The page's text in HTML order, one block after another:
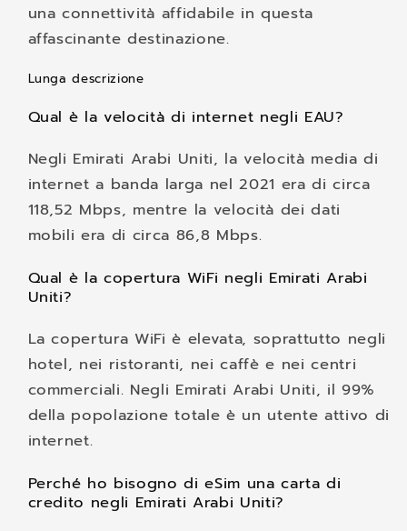
una connettività affidabile in questa
affascinante destinazione.
Lunga descrizione
Qual è la velocità di internet negli EAU?
Negli Emirati Arabi Uniti, la velocità media di
internet a banda larga nel 2021 era di circa
118,52 Mbps, mentre la velocità dei dati
mobili era di circa 86,8 Mbps.
Qual è la copertura WiFi negli Emirati Arabi
Uniti?
La copertura WiFi è elevata, soprattutto negli
hotel, nei ristoranti, nei caffè e nei centri
commerciali. Negli Emirati Arabi Uniti, il 99%
della popolazione totale è un utente attivo di
internet.
Perché ho bisogno di eSim una carta di
credito negli Emirati Arabi Uniti?